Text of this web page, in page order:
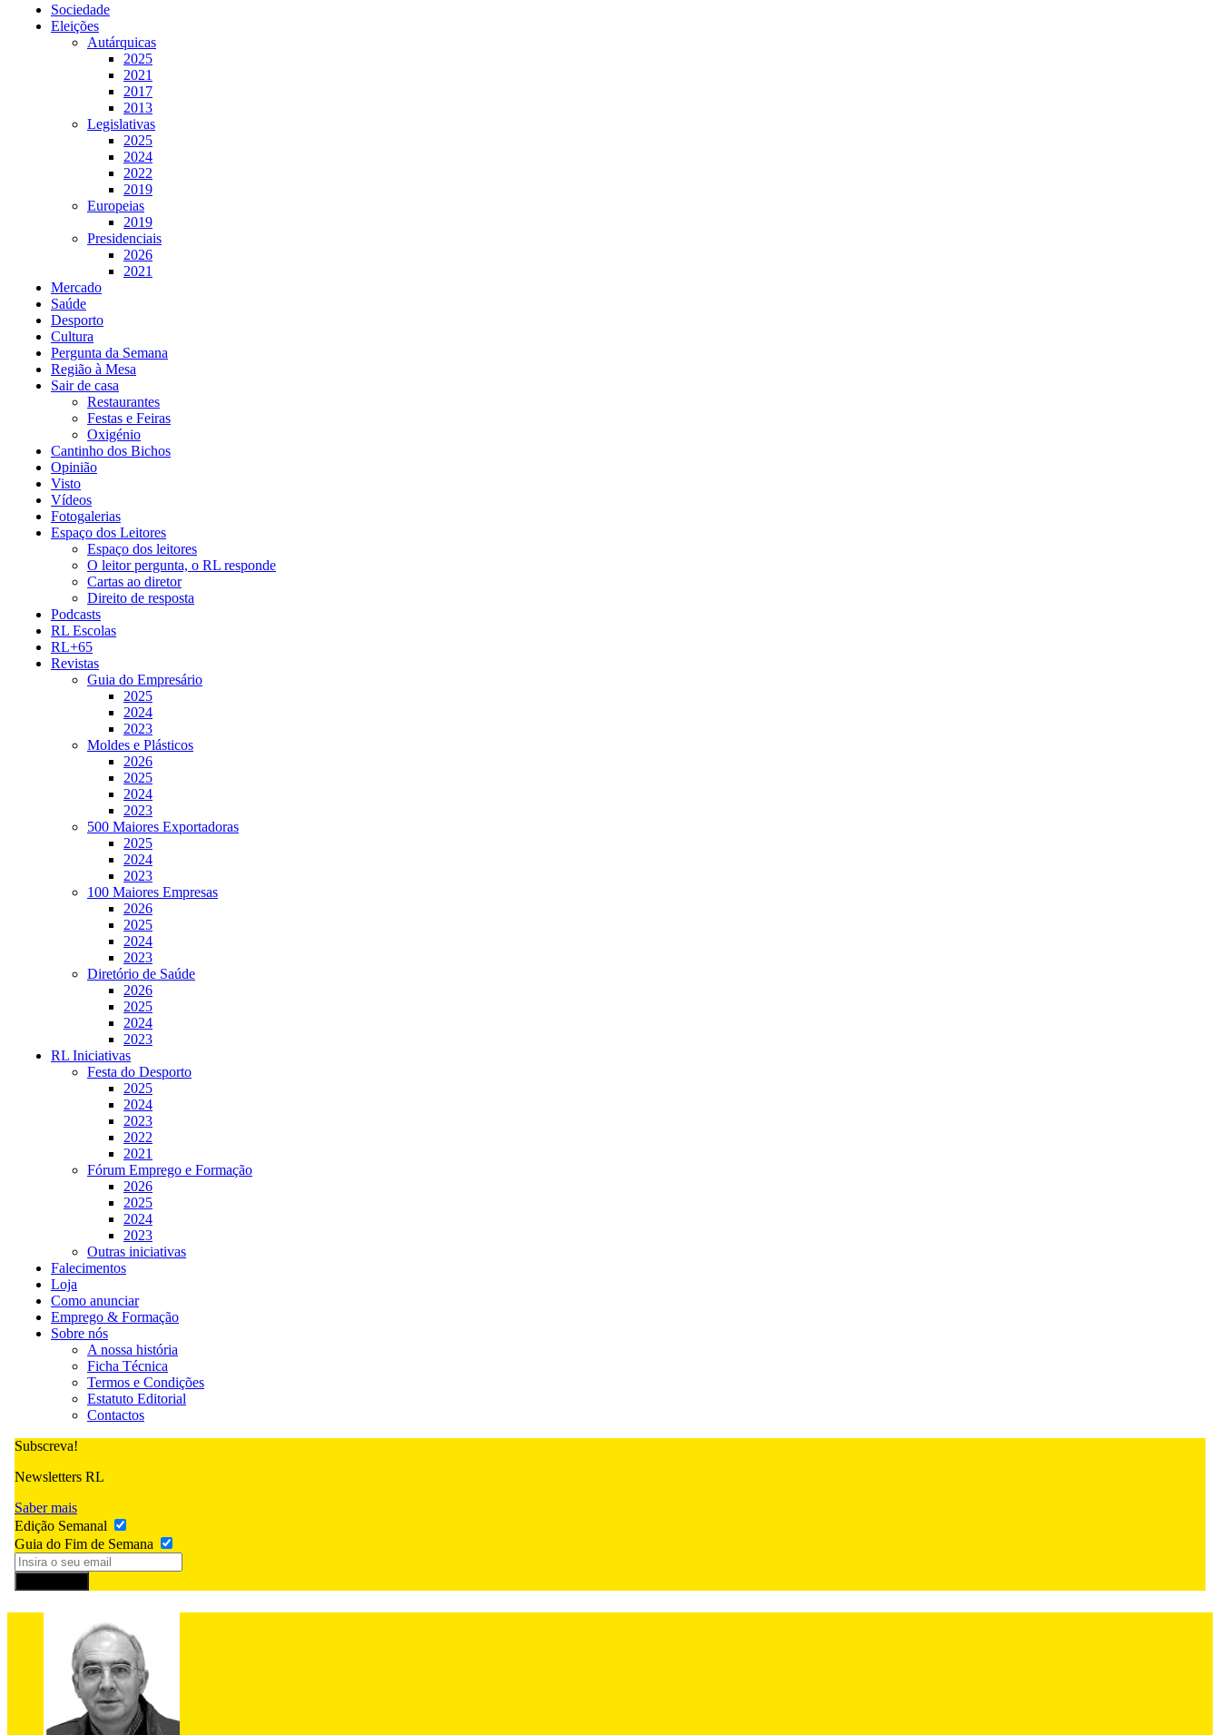
Sociedade
Eleições
Autárquicas
2025
2021
2017
2013
Legislativas
2025
2024
2022
2019
Europeias
2019
Presidenciais
2026
2021
Mercado
Saúde
Desporto
Cultura
Pergunta da Semana
Região à Mesa
Sair de casa
Restaurantes
Festas e Feiras
Oxigénio
Cantinho dos Bichos
Opinião
Visto
Vídeos
Fotogalerias
Espaço dos Leitores
Espaço dos leitores
O leitor pergunta, o RL responde
Cartas ao diretor
Direito de resposta
Podcasts
RL Escolas
RL+65
Revistas
Guia do Empresário
2025
2024
2023
Moldes e Plásticos
2026
2025
2024
2023
500 Maiores Exportadoras
2025
2024
2023
100 Maiores Empresas
2026
2025
2024
2023
Diretório de Saúde
2026
2025
2024
2023
RL Iniciativas
Festa do Desporto
2025
2024
2023
2022
2021
Fórum Emprego e Formação
2026
2025
2024
2023
Outras iniciativas
Falecimentos
Loja
Como anunciar
Emprego & Formação
Sobre nós
A nossa história
Ficha Técnica
Termos e Condições
Estatuto Editorial
Contactos
Subscreva!
Newsletters RL
Saber mais
Edição Semanal
Guia do Fim de Semana